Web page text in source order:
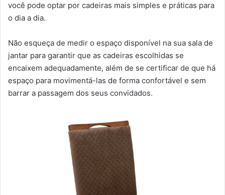
você pode optar por cadeiras mais simples e práticas para
o dia a dia.
Não esqueça de medir o espaço disponível na sua sala de
jantar para garantir que as cadeiras escolhidas se
encaixem adequadamente, além de se certificar de que há
espaço para movimentá-las de forma confortável e sem
barrar a passagem dos seus convidados.